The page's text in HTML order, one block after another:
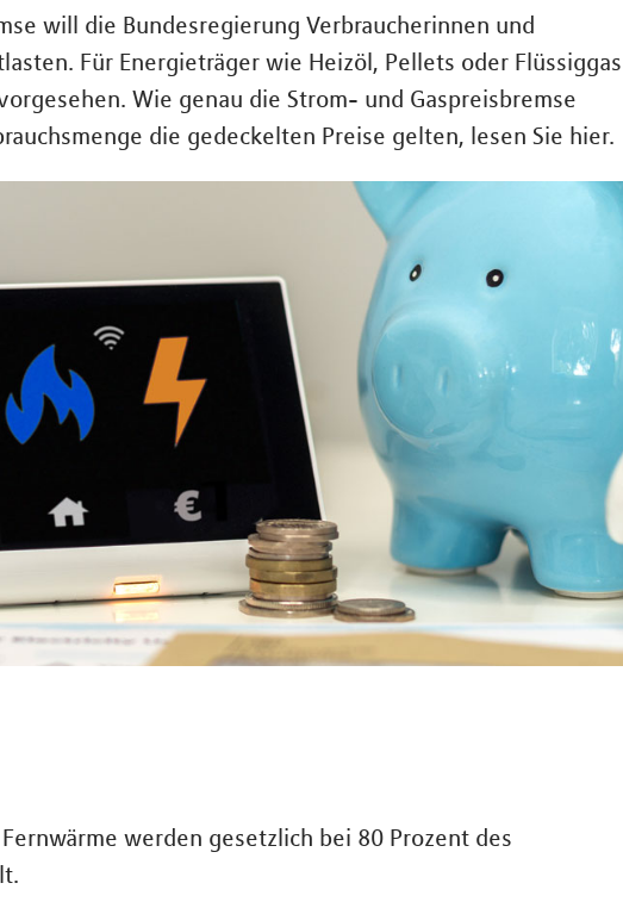
will die Bundesregierung Verbraucherinnen und
Für Energieträger wie Heizöl, Pellets oder Flüssiggas
Wie genau die Strom- und Gaspreisbremse
die gedeckelten Preise gelten, lesen Sie hier.
werden gesetzlich bei 80 Prozent des